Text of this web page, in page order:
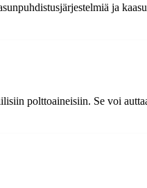
ja
polttoaineisiin. Se voi